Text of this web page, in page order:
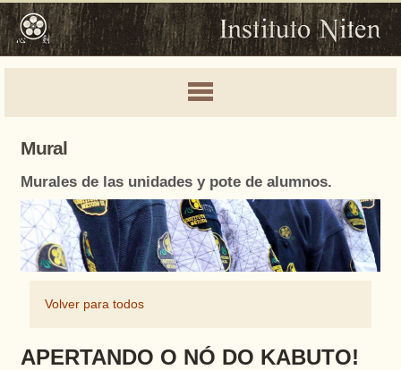
Mural
Murales de las unidades y pote de alumnos.
Volver para todos
APERTANDO O NÓ DO KABUTO!